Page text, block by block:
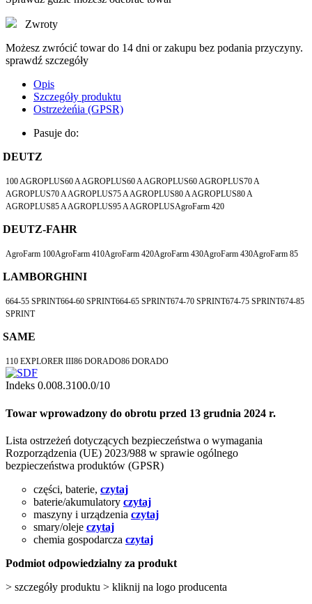
Zwroty
Możesz zwrócić towar do 14 dni or zakupu bez podania przyczyny.
sprawdź szczegóły
Opis
Szczegóły produktu
Ostrzeżeńia (GPSR)
Pasuje do:
DEUTZ
100 AGROPLUS60 A AGROPLUS60 A AGROPLUS60 AGROPLUS70 A
AGROPLUS70 A AGROPLUS75 A AGROPLUS80 A AGROPLUS80 A
AGROPLUS85 A AGROPLUS95 A AGROPLUSAgroFarm 420
DEUTZ-FAHR
AgroFarm 100AgroFarm 410AgroFarm 420AgroFarm 430AgroFarm 430AgroFarm 85
LAMBORGHINI
664-55 SPRINT664-60 SPRINT664-65 SPRINT674-70 SPRINT674-75 SPRINT674-85
SPRINT
SAME
110 EXPLORER III86 DORADO86 DORADO
Indeks 0.008.3100.0/10
Towar wprowadzony do obrotu przed 13 grudnia 2024 r.
Lista ostrzeżeń dotyczących bezpieczeństwa o wymagania
Rozporządzenia (UE) 2023/988 w sprawie ogólnego
bezpieczeństwa produktów (GPSR)
części, baterie, czytaj
baterie/akumulatory czytaj
maszyny i urządzenia czytaj
smary/oleje czytaj
chemia gospodarcza czytaj
Podmiot odpowiedzialny za produkt
> szczegóły produktu > kliknij na logo producenta